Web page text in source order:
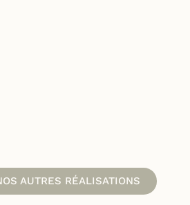
AUTRES RÉALISATIONS